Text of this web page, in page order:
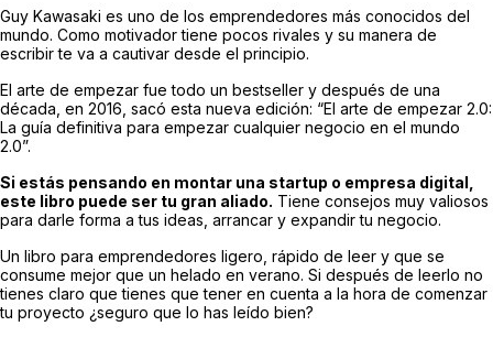
Guy Kawasaki es uno de los emprendedores más conocidos del
mundo. Como motivador tiene pocos rivales y su manera de
escribir te va a cautivar desde el principio.
El arte de empezar fue todo un bestseller y después de una
década, en 2016, sacó esta nueva edición: “El arte de empezar 2.0:
La guía definitiva para empezar cualquier negocio en el mundo
2.0”.
Si estás pensando en montar una startup o empresa digital,
este libro puede ser tu gran aliado. Tiene consejos muy valiosos
para darle forma a tus ideas, arrancar y expandir tu negocio.
Un libro para emprendedores ligero, rápido de leer y que se
consume mejor que un helado en verano. Si después de leerlo no
tienes claro que tienes que tener en cuenta a la hora de comenzar
tu proyecto ¿seguro que lo has leído bien?